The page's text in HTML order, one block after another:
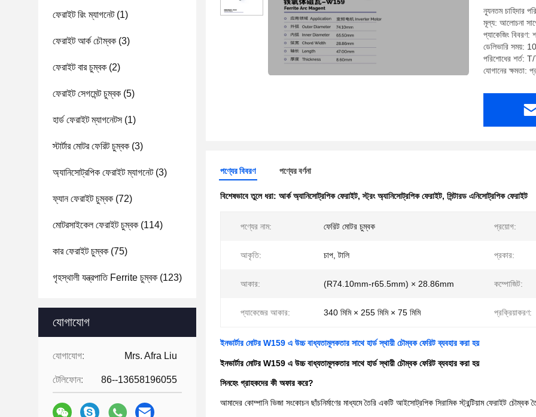
ফেরাইট রিং ম্যাগনেট(1)
ফেরাইট আর্ক চৌম্বক (3)
ফেরাইট বার চুম্বক (2)
ফেরাইট সেগমেন্ট চুম্বক (5)
হার্ড ফেরাইট ম্যাগনেটস(1)
স্টার্টার মোটর ফেরিট চুম্বক (3)
অ্যানিসোট্রপিক ফেরাইট ম্যাগনেট(3)
ফ্যান ফেরাইট চুম্বক (72)
মোটরসাইকেল ফেরাইট চুম্বক (114)
কার ফেরাইট চুম্বক (75)
গৃহস্থালী যন্ত্রপাতি Ferrite চুম্বক (123)
যোগাযোগ
যোগাযোগ: Mrs. Afra Liu
টেলিফোন: 86--13658196055
ন্যূনতম চাহিদার
মূল্য: আলোচনা
প্যাকেজিং
ডেলিভারি সময়:
পরিশোধের শর্ত:
যোগানের ক্ষমতা:
পণ্যের বিবরণ পণ্যের বর্ণনা
বিশেষভাবে তুলে ধরা: আর্ক অ্যানিসোট্রপিক ফেরাইট,স্ট্রং অ্যানিসোট্রপিক ফেরাইট, সিন্টারড এনিসোট্রপিক ফেরাইট
পণ্যের নাম: ফেরিট মোটর চুম্বক প্রয়োগ:
আকৃতি: চাপ, টালি প্রকার:
আকার: (R74.10mm-r65.5mm) × 28.86mm কম্পোজিট:
প্যাকেজের আকার: 340 মিমি × 255 মিমি × 75 মিমি প্রক্রিয়াকরণ:
ইনভার্টার মোটর W159 এ উচ্চ বাধ্যতামূলকতার সাথে হার্ড স্থায়ী চৌম্বক ফেরিট ব্যবহার করা হয়
ইনভার্টার মোটর W159 এ উচ্চ বাধ্যতামূলকতার সাথে হার্ড স্থায়ী চৌম্বক ফেরিট ব্যবহার করা হয়
সিনহেং গ্রাহকদের কী অফার করে?
আমাদের কোম্পানি ভিজা সংকোচন ছাঁচনির্মাণের মাধ্যমে তৈরি একটি আইসোট্রপিক সিরামিক স্ট্রন্টিয়াম ফেরাইট চৌম্বক